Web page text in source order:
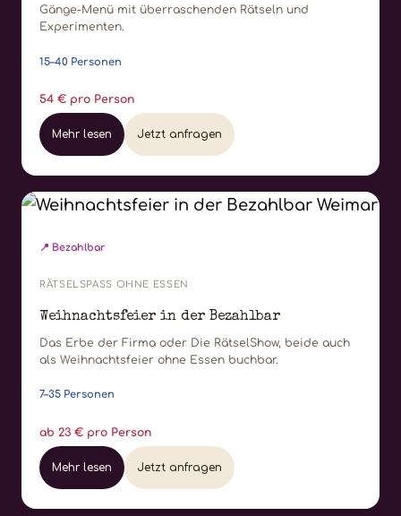
Gänge-Menü mit überraschenden Rätseln und
Experimenten.
15–40 Personen
54 € pro Person
Mehr lesen Jetzt anfragen
📍 Bezahlbar
RÄTSELSPASS OHNE ESSEN
Weihnachtsfeier in der Bezahlbar
Das Erbe der Firma oder Die RätselShow, beide auch
als Weihnachtsfeier ohne Essen buchbar.
7–35 Personen
ab 23 € pro Person
Mehr lesen Jetzt anfragen